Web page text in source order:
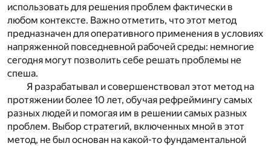
использовать для решения проблем фактически в
любом контексте. Важно отметить, что этот метод
предназначен для оперативного применения в условиях
напряженной повседневной рабочей среды: немногие
сегодня могут позволить себе решать проблемы не
спеша.
Я разрабатывал и совершенствовал этот метод на
протяжении более 10 лет, обучая рефреймингу самых
разных людей и помогая им в решении самых разных
проблем. Выбор стратегий, включенных мной в этот
метод, не был основан на какой-то фундаментальной